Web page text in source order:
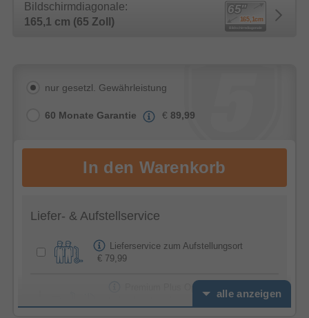
Bildschirmdiagonale:
165,1 cm (65 Zoll)
nur gesetzl. Gewährleistung
60 Monate Garantie € 89,99
Liefer- & Aufstellservice
Lieferservice zum Aufstellungsort
€ 79,99
Premium Plus Option -
alle anzeigen